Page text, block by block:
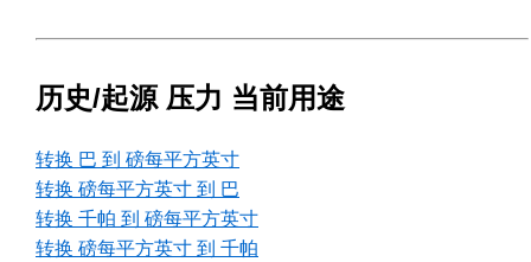
历史/起源 压力 当前用途
转换 巴 到 磅每平方英寸
转换 磅每平方英寸 到 巴
转换 千帕 到 磅每平方英寸
转换 磅每平方英寸 到 千帕